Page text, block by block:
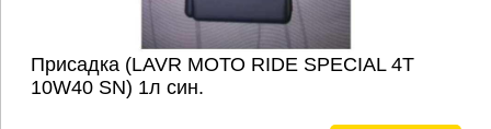
Присадка (LAVR МОТО RIDE SPECIAL 4T
10W40 SN) 1л син.